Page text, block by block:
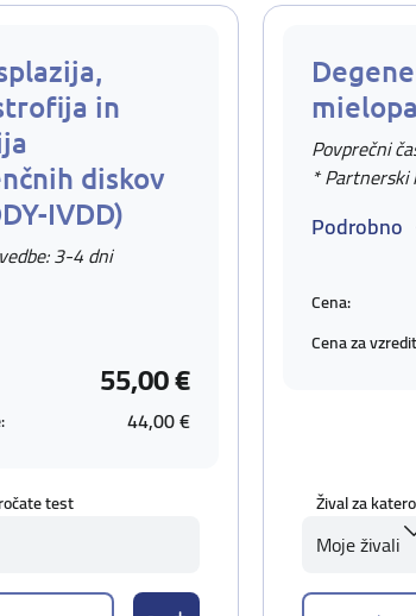
in
diskov
IVDD)
3-4 dni
55,00 €
44,00 €
test
Povprečni
*
Podrobno
Cena:
Cena za
Žival za
Moje živali